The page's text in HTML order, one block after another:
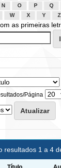
N O P Q
W X Y Z
as primeiras
Página
resultados 1 a 4